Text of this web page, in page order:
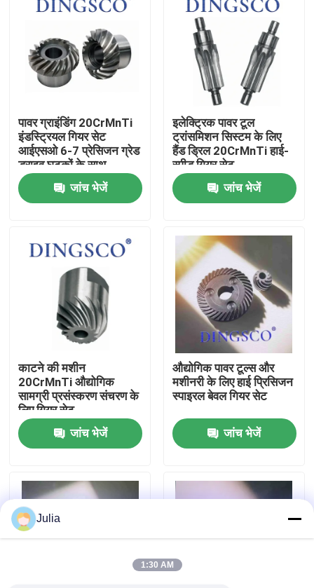
हमारे बारे में
फ़ैक्टरी टूर
गुणवत्ता नियंत्रण
हमसे संपर्क करें
समाचार
मामले
पावर ग्राइंडिंग 20CrMnTi
इंडस्ट्रियल गियर सेट
आईएसओ 6-7 प्रेसिजन ग्रेड
ड्राइव घटकों के साथ
जांच भेजें
इलेक्ट्रिक पावर टूल
ट्रांसमिशन सिस्टम के लिए
हैंड ड्रिल 20CrMnTi हाई-
स्पीड गियर सेट
जांच भेजें
काटने की मशीन
20CrMnTi औद्योगिक
सामग्री प्रसंस्करण संचरण के
लिए गियर सेट
जांच भेजें
औद्योगिक पावर टूल्स और
मशीनरी के लिए हाई प्रिसिजन
स्पाइरल बेवल गियर सेट
जांच भेजें
Julia
1:30 AM